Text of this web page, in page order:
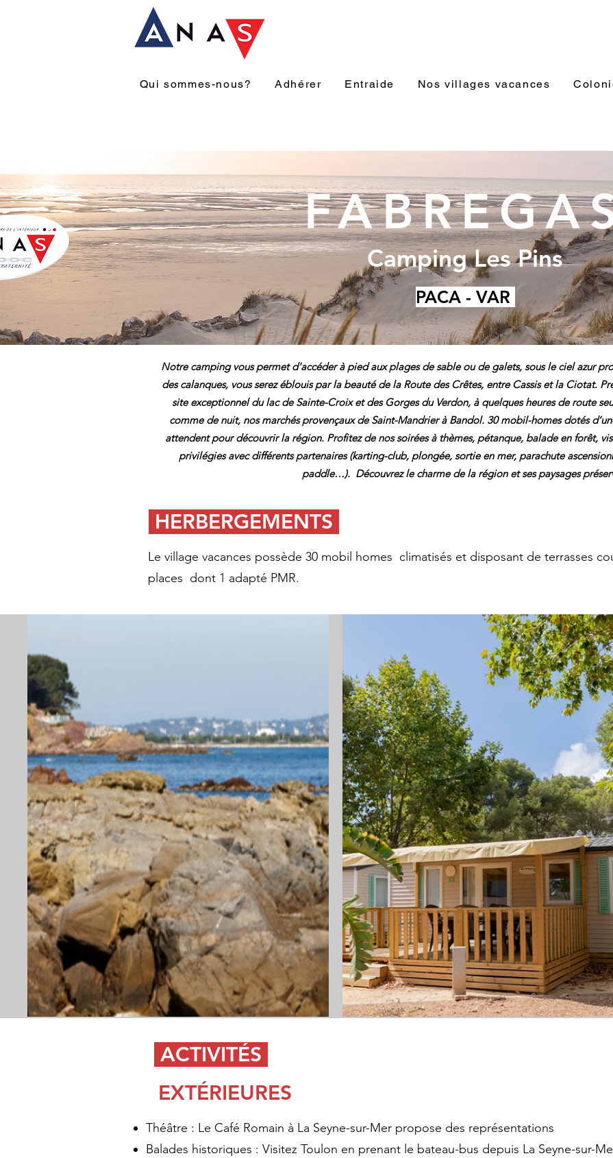
Qui sommes-nous? Adhérer Entraide Nos villages vacances
Camping Les Pins
PACA - VAR
Notre camping vous permet d'accéder à pied aux plages de sable ou de galets, sous le ciel azur
des calanques, vous serez éblouis par la beauté de la Route des Crêtes, entre Cassis et la Ciotat.
site exceptionnel du lac de Sainte-Croix et des Gorges du Verdon, à quelques heures de route
comme de nuit, nos marchés provençaux de Saint-Mandrier à Bandol. 30 mobil-homes dotés
attendent pour découvrir la région. Profitez de nos soirées à thèmes, pétanque, balade en forêt,
privilégies avec différents partenaires (karting-club, plongée, sortie en mer, parachute
paddle…). ​ Découvrez le charme de la région et ses paysages
HERBERGEMENTS
Le village vacances possède 30 mobil homes climatisés et disposant de terrasses
places dont 1 adapté PMR.​
ACTIVITÉS
EXTÉRIEURES
Théâtre : Le Café Romain à La Seyne-sur-Mer propose des représentations
Balades historiques : Visitez Toulon en prenant le bateau-bus depuis La Seyne-sur-